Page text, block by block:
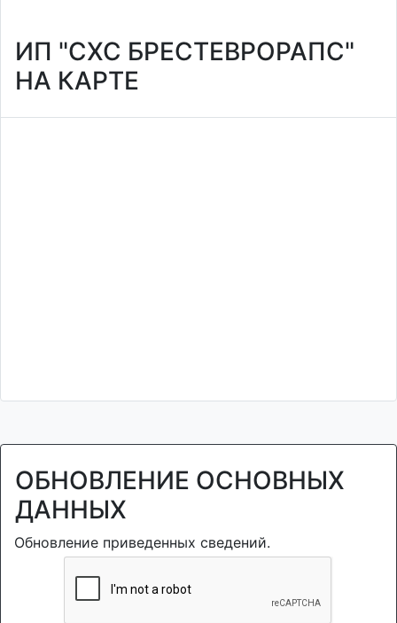
ИП "СХС БРЕСТЕВРОРАПС"
НА КАРТЕ
ОБНОВЛЕНИЕ ОСНОВНЫХ
ДАННЫХ
Обновление приведенных сведений.